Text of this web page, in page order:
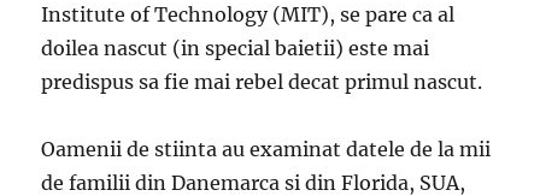
Institute of Technology (MIT), se pare ca al
doilea nascut (in special baietii) este mai
predispus sa fie mai rebel decat primul nascut.
Oamenii de stiinta au examinat datele de la mii
de familii din Danemarca si din Florida, SUA,